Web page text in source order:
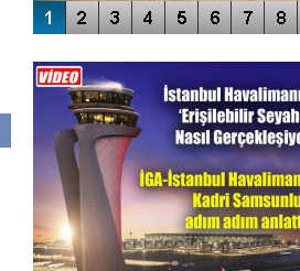
ENGELLERİN AŞILDIĞI HAVALİMANI